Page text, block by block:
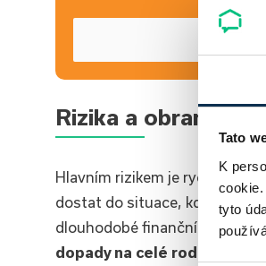
Tato
K
tyto
Rizika a obrana
Hlavním rizikem je rychlé
dostat do situace, kdy splácí
dlouhodobé finanční
dopady na celé rodiny.